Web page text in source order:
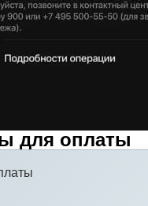
для оплаты